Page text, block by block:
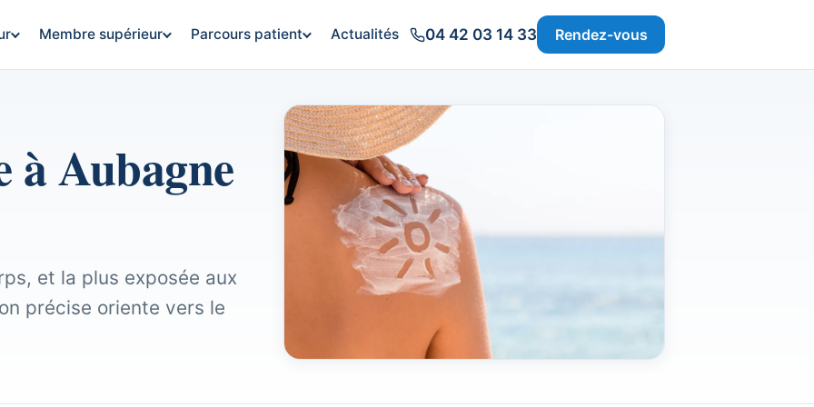
Membre supérieur Parcours patient Actualités 04 42 03 14 33 Rendez-vous
à Aubagne
et la plus exposée aux
précise oriente vers le